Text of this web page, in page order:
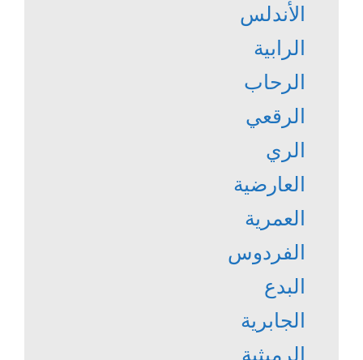
الأندلس
الرابية
الرحاب
الرقعي
الري
العارضية
العمرية
الفردوس
البدع
الجابرية
الرميثية